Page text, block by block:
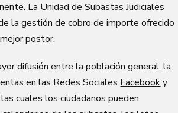
La Unidad de Subastas Judiciales
la gestión de cobro de importe ofrecido
postor.
difusión entre la población general, la
en las Redes Sociales Facebooky
cuales los ciudadanos pueden